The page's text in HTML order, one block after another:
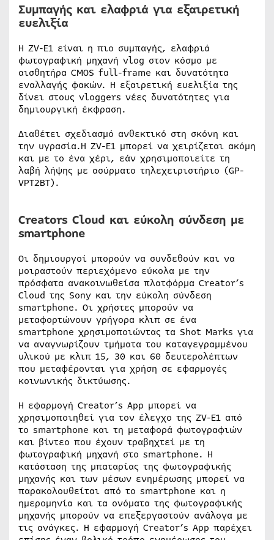
Συμπαγής και ελαφριά για εξαιρετική
ευελιξία
Η ZV-E1 είναι η πιο συμπαγής, ελαφριά
φωτογραφική μηχανή vlog στον κόσμο με
αισθητήρα CMOS full-frame και δυνατότητα
εναλλαγής φακών. Η εξαιρετική ευελιξία της
δίνει στους vloggers νέες δυνατότητες για
δημιουργική έκφραση.
Διαθέτει σχεδιασμό ανθεκτικό στη σκόνη και
την υγρασία.Η ZV-E1 μπορεί να χειρίζεται ακόμη
και με το ένα χέρι, εάν χρησιμοποιείτε τη
λαβή λήψης με ασύρματο τηλεχειριστήριο (GP-
VPT2BT).
Creators Cloud και εύκολη σύνδεση με
smartphone
Οι δημιουργοί μπορούν να συνδεθούν και να
μοιραστούν περιεχόμενο εύκολα με την
πρόσφατα ανακοινωθείσα πλατφόρμα Creator’s
Cloud της Sony και την εύκολη σύνδεση
smartphone. Οι χρήστες μπορούν να
μεταφορτώνουν γρήγορα κλιπ σε ένα
smartphone χρησιμοποιώντας τα Shot Marks για
να αναγνωρίζουν τμήματα του καταγεγραμμένου
υλικού με κλιπ 15, 30 και 60 δευτερολέπτων
που μεταφέρονται για χρήση σε εφαρμογές
κοινωνικής δικτύωσης.
Η εφαρμογή Creator’s App μπορεί να
χρησιμοποιηθεί για τον έλεγχο της ZV-E1 από
το smartphone και τη μεταφορά φωτογραφιών
και βίντεο που έχουν τραβηχτεί με τη
φωτογραφική μηχανή στο smartphone. Η
κατάσταση της μπαταρίας της φωτογραφικής
μηχανής και των μέσων ενημέρωσης μπορεί να
παρακολουθείται από το smartphone και η
ημερομηνία και τα ονόματα της φωτογραφικής
μηχανής μπορούν να επεξεργαστούν ανάλογα με
τις ανάγκες. Η εφαρμογή Creator’s App παρέχει